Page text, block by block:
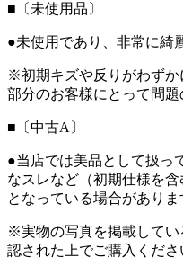
■〔未使用品〕
●未使用であり、非常に綺
※初期キズや反りがわずか
部分のお客様にとって問題
■〔中古A〕
●当店では美品として扱っ
なスレなど（初期仕様を
となっている場合がありま
※実物の写真を掲載してい
認された上でご購入くださ